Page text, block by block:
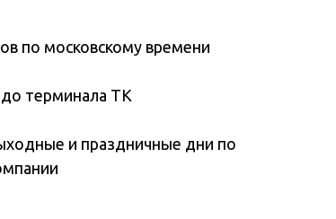
по московскому времени
до терминала ТК
и праздничные дни по